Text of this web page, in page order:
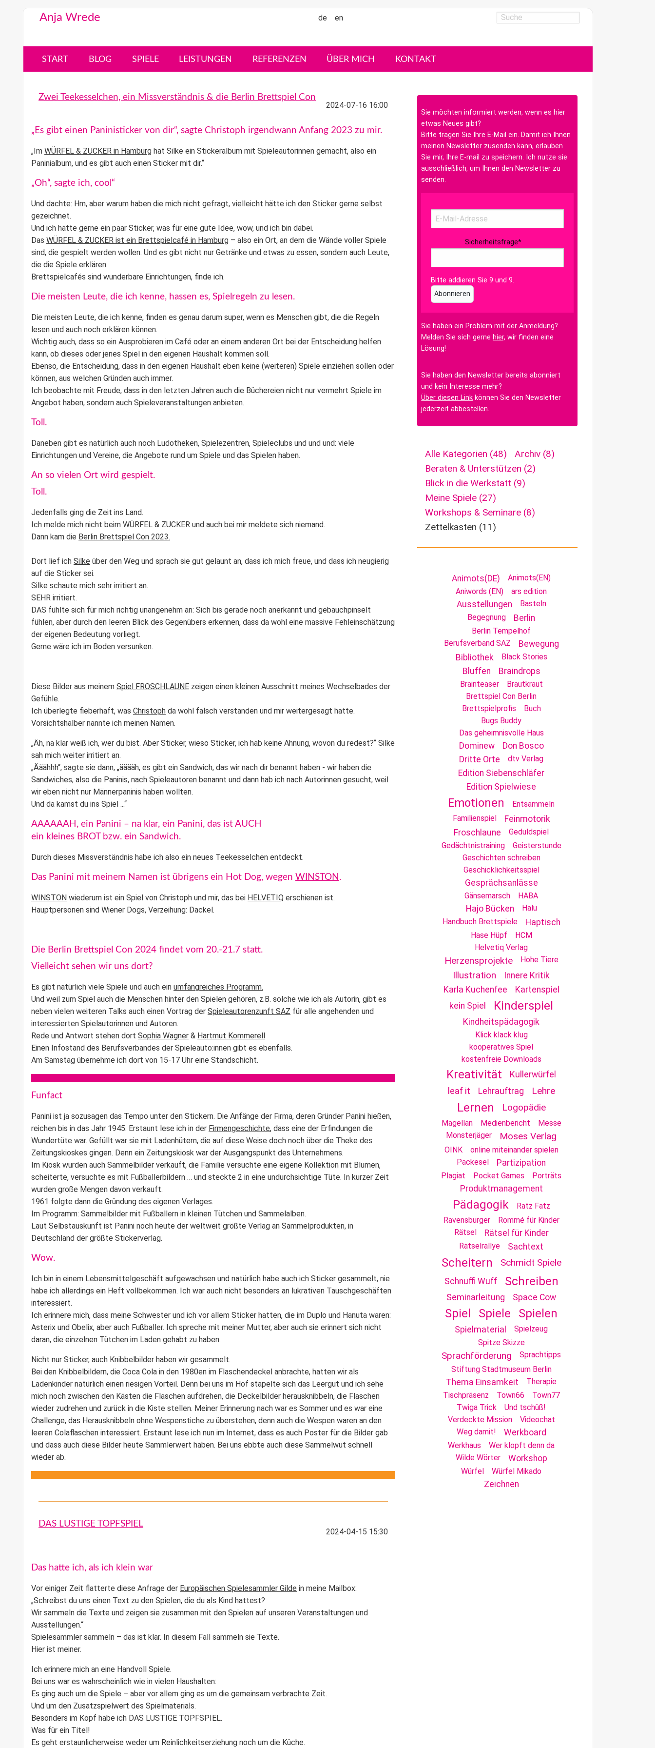
Anja Wrede de en
START BLOG SPIELE LEISTUNGEN REFERENZEN ÜBER MICH KONTAKT
2024-07-16 16:00
Zwei Teekesselchen, ein Missverständnis & die Berlin Brettspiel Con
„Es gibt einen Paninisticker von dir“, sagte Christoph irgendwann Anfang 2023 zu mir.
„Im WÜRFEL & ZUCKER in Hamburg hat Silke ein Stickeralbum mit Spieleautorinnen gemacht, also ein
Paninialbum, und es gibt auch einen Sticker mit dir.“
„Oh“, sagte ich, cool“
Und dachte: Hm, aber warum haben die mich nicht gefragt, vielleicht hätte ich den Sticker gerne selbst
gezeichnet.
Und ich hätte gerne ein paar Sticker, was für eine gute Idee, wow, und ich bin dabei.
Das WÜRFEL & ZUCKER ist ein Brettspielcafé in Hamburg – also ein Ort, an dem die Wände voller Spiele
sind, die gespielt werden wollen. Und es gibt nicht nur Getränke und etwas zu essen, sondern auch Leute,
die die Spiele erklären.
Brettspielcafés sind wunderbare Einrichtungen, finde ich.
Die meisten Leute, die ich kenne, hassen es, Spielregeln zu lesen.
Die meisten Leute, die ich kenne, finden es genau darum super, wenn es Menschen gibt, die die Regeln
lesen und auch noch erklären können.
Wichtig auch, dass so ein Ausprobieren im Café oder an einem anderen Ort bei der Entscheidung helfen
kann, ob dieses oder jenes Spiel in den eigenen Haushalt kommen soll.
Ebenso, die Entscheidung, dass in den eigenen Haushalt eben keine (weiteren) Spiele einziehen sollen oder
können, aus welchen Gründen auch immer.
Ich beobachte mit Freude, dass in den letzten Jahren auch die Büchereien nicht nur vermehrt Spiele im
Angebot haben, sondern auch Spieleveranstaltungen anbieten.
Toll.
Daneben gibt es natürlich auch noch Ludotheken, Spielezentren, Spieleclubs und und und: viele
Einrichtungen und Vereine, die Angebote rund um Spiele und das Spielen haben.
An so vielen Ort wird gespielt.
Toll.
Jedenfalls ging die Zeit ins Land.
Ich melde mich nicht beim WÜRFEL & ZUCKER und auch bei mir meldete sich niemand.
Dann kam die Berlin Brettspiel Con 2023.
Dort lief ich Silke über den Weg und sprach sie gut gelaunt an, dass ich mich freue, und dass ich neugierig
auf die Sticker sei.
Silke schaute mich sehr irritiert an.
SEHR irritiert.
DAS fühlte sich für mich richtig unangenehm an: Sich bis gerade noch anerkannt und gebauchpinselt
fühlen, aber durch den leeren Blick des Gegenübers erkennen, dass da wohl eine massive Fehleinschätzung
der eigenen Bedeutung vorliegt.
Gerne wäre ich im Boden versunken.
Diese Bilder aus meinem Spiel FROSCHLAUNE zeigen einen kleinen Ausschnitt meines Wechselbades der
Gefühle.
Ich überlegte fieberhaft, was Christoph da wohl falsch verstanden und mir weitergesagt hatte.
Vorsichtshalber nannte ich meinen Namen.
„Äh, na klar weiß ich, wer du bist. Aber Sticker, wieso Sticker, ich hab keine Ahnung, wovon du redest?“ Silke
sah mich weiter irritiert an.
„Ääähhh“, sagte sie dann, „ääääh, es gibt ein Sandwich, das wir nach dir benannt haben - wir haben die
Sandwiches, also die Paninis, nach Spieleautoren benannt und dann hab ich nach Autorinnen gesucht, weil
wir eben nicht nur Männerpaninis haben wollten.
Und da kamst du ins Spiel ...“
AAAAAAH, ein Panini – na klar, ein Panini, das ist AUCH
ein kleines BROT bzw. ein Sandwich.
Durch dieses Missverständnis habe ich also ein neues Teekesselchen entdeckt.
Das Panini mit meinem Namen ist übrigens ein Hot Dog, wegen WINSTON .
WINSTON wiederum ist ein Spiel von Christoph und mir, das bei HELVETIQ erschienen ist.
Hauptpersonen sind Wiener Dogs, Verzeihung: Dackel.
Die Berlin Brettspiel Con 2024 findet vom 20.-21.7 statt.
Vielleicht sehen wir uns dort?
Es gibt natürlich viele Spiele und auch ein umfangreiches Programm.
Und weil zum Spiel auch die Menschen hinter den Spielen gehören, z.B. solche wie ich als Autorin, gibt es
neben vielen weiteren Talks auch einen Vortrag der Spieleautorenzunft SAZ für alle angehenden und
interessierten Spielautorinnen und Autoren.
Rede und Antwort stehen dort Sophia Wagner & Hartmut Kommerell
Einen Infostand des Berufsverbandes der Spieleauto:innen gibt es ebenfalls.
Am Samstag übernehme ich dort von 15-17 Uhr eine Standschicht.
Funfact
Panini ist ja sozusagen das Tempo unter den Stickern. Die Anfänge der Firma, deren Gründer Panini hießen,
reichen bis in das Jahr 1945. Erstaunt lese ich in der Firmengeschichte, dass eine der Erfindungen die
Wundertüte war. Gefüllt war sie mit Ladenhütern, die auf diese Weise doch noch über die Theke des
Zeitungskioskes gingen. Denn ein Zeitungskiosk war der Ausgangspunkt des Unternehmens.
Im Kiosk wurden auch Sammelbilder verkauft, die Familie versuchte eine eigene Kollektion mit Blumen,
scheiterte, versuchte es mit Fußballerbildern … und steckte 2 in eine undurchsichtige Tüte. In kurzer Zeit
wurden große Mengen davon verkauft.
1961 folgte dann die Gründung des eigenen Verlages.
Im Programm: Sammelbilder mit Fußballern in kleinen Tütchen und Sammelalben.
Laut Selbstauskunft ist Panini noch heute der weltweit größte Verlag an Sammelprodukten, in
Deutschland der größte Stickerverlag.
Wow.
Ich bin in einem Lebensmittelgeschäft aufgewachsen und natürlich habe auch ich Sticker gesammelt, nie
habe ich allerdings ein Heft vollbekommen. Ich war auch nicht besonders an lukrativen Tauschgeschäften
interessiert.
Ich erinnere mich, dass meine Schwester und ich vor allem Sticker hatten, die im Duplo und Hanuta waren:
Asterix und Obelix, aber auch Fußballer. Ich spreche mit meiner Mutter, aber auch sie erinnert sich nicht
daran, die einzelnen Tütchen im Laden gehabt zu haben.
Nicht nur Sticker, auch Knibbelbilder haben wir gesammelt.
Bei den Knibbelbildern, die Coca Cola in den 1980en im Flaschendeckel anbrachte, hatten wir als
Ladenkinder natürlich einen riesigen Vorteil. Denn bei uns im Hof stapelte sich das Leergut und ich sehe
mich noch zwischen den Kästen die Flaschen aufdrehen, die Deckelbilder herausknibbeln, die Flaschen
wieder zudrehen und zurück in die Kiste stellen. Meiner Erinnerung nach war es Sommer und es war eine
Challenge, das Herausknibbeln ohne Wespenstiche zu überstehen, denn auch die Wespen waren an den
leeren Colaflaschen interessiert. Erstaunt lese ich nun im Internet, dass es auch Poster für die Bilder gab
und dass auch diese Bilder heute Sammlerwert haben. Bei uns ebbte auch diese Sammelwut schnell
wieder ab.
2024-04-15 15:30
DAS LUSTIGE TOPFSPIEL
Das hatte ich, als ich klein war
Vor einiger Zeit flatterte diese Anfrage der Europäischen Spielesammler Gilde in meine Mailbox:
„Schreibst du uns einen Text zu den Spielen, die du als Kind hattest?
Wir sammeln die Texte und zeigen sie zusammen mit den Spielen auf unseren Veranstaltungen und
Ausstellungen.“
Spielesammler sammeln – das ist klar. In diesem Fall sammeln sie Texte.
Hier ist meiner.
Ich erinnere mich an eine Handvoll Spiele.
Bei uns war es wahrscheinlich wie in vielen Haushalten:
Es ging auch um die Spiele – aber vor allem ging es um die gemeinsam verbrachte Zeit.
Und um den Zusatzspielwert des Spielmaterials.
Besonders im Kopf habe ich DAS LUSTIGE TOPFSPIEL.
Was für ein Titel!
Es geht erstaunlicherweise weder um Reinlichkeitserziehung noch um die Küche.
Sie möchten informiert werden, wenn es hier
etwas Neues gibt?
Bitte tragen Sie Ihre E-Mail ein. Damit ich Ihnen
meinen Newsletter zusenden kann, erlauben
Sie mir, Ihre E-mail zu speichern. Ich nutze sie
ausschließlich, um Ihnen den Newsletter zu
senden.
Sicherheitsfrage*
Bitte addieren Sie 9 und 9.
Abonnieren
Sie haben ein Problem mit der Anmeldung?
Melden Sie sich gerne hier, wir finden eine
Lösung!
Sie haben den Newsletter bereits abonniert
und kein Interesse mehr?
Über diesen Link können Sie den Newsletter
jederzeit abbestellen.
Alle Kategorien (48) Archiv (8)
Beraten & Unterstützen (2)
Blick in die Werkstatt (9)
Meine Spiele (27)
Workshops & Seminare (8)
Zettelkasten (11)
Animots(DE)
Animots(EN)
Aniwords (EN)
ars edition
Ausstellungen
Basteln
Begegnung
Berlin
Berlin Tempelhof
Berufsverband SAZ
Bewegung
Bibliothek
Black Stories
Bluffen Braindrops
Brainteaser
Brautkraut
Brettspiel Con Berlin
Brettspielprofis
Buch
Bugs Buddy
Das geheimnisvolle Haus
Dominew
Don Bosco
Dritte Orte
dtv Verlag
Edition Siebenschläfer
Edition Spielwiese
Emotionen
Entsammeln
Familienspiel
Feinmotorik
Froschlaune
Geduldspiel
Gedächtnistraining
Geisterstunde
Geschichten schreiben
Geschicklichkeitsspiel
Gesprächsanlässe
Gänsemarsch HABA
Hajo Bücken
Halu
Handbuch Brettspiele
Haptisch
Hase Hüpf
HCM
Helvetiq Verlag
Herzensprojekte Hohe Tiere
Illustration
Innere Kritik
Karla Kuchenfee
Kartenspiel
kein Spiel
Kinderspiel
Kindheitspädagogik
Klick klack klug
kooperatives Spiel
kostenfreie Downloads
Kreativität
Kullerwürfel
leaf it
Lehrauftrag Lehre
Lernen Logopädie
Magellan Medienbericht
Messe
Monsterjäger
Moses Verlag
OINK
online miteinander spielen
Packesel
Partizipation
Plagiat Pocket Games Porträts
Produktmanagement
Pädagogik
Ratz Fatz
Ravensburger
Rommé für Kinder
Rätsel
Rätsel für Kinder
Rätselrallye Sachtext
Scheitern Schmidt Spiele
Schnuffi Wuff Schreiben
Seminarleitung Space Cow
Spiel Spiele Spielen
Spielmaterial
Spielzeug
Spitze Skizze
Sprachförderung
Sprachtipps
Stiftung Stadtmuseum Berlin
Thema Einsamkeit
Therapie
Tischpräsenz
Town66
Town77
Twiga Trick
Und tschüß!
Verdeckte Mission
Videochat
Weg damit!
Werkboard
Werkhaus
Wer klopft denn da
Wilde Wörter
Workshop
Würfel Würfel Mikado
Zeichnen